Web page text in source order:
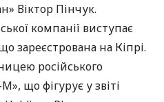
Віктор Пінчук.
компанії виступає
зареєстрована на Кіпрі.
російського
що фігурує у звіті